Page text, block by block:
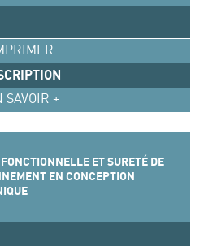
SAVOIR +
ET SURETÉ DE
EN CONCEPTION